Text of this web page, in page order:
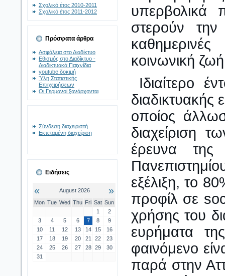
Σχολικό έτος 2010-2011
Σχολικό έτος 2011-2012
Πρόσφατα άρθρα
Ασφάλεια στο Διαδίκτυο
Εθισμός στο Διαδίκτυο -
Διαδικτυακά Παιχνίδια
youtube δοκιμή
Ύλη Στατιστικής
Επιιχειρήσεων
Οι Γερμανοί ξανάρχονται
Σύνδεση διαχειριστή
Εκτεταμένη διαχείριση
Ειδήσεις
« August 2026 »
Mon Tue Wed Thu Fri Sat Sun
1
2
3
4 5 6 7 8
9
10
11 12 13 14 15
16
17
18 19 20 21 22
23
24
25 26 27 28 29
30
31
υπερβολικά
στερούν
κοινωνική
Ιδιαίτερο
οποίος
διαχείριση
έρευνα της
εξέλιξη, το
προφίλ σε
χρήσης του
ευρήματα
φαινόμενο
παρά στην